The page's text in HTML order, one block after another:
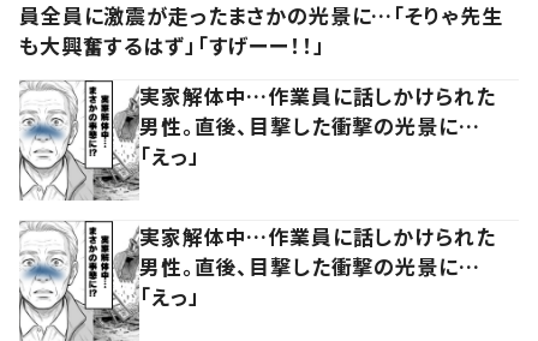
員全員に激震が走ったまさかの光景に…「そりゃ先生
も大興奮するはず」「すげーー！！」
実家解体中…作業員に話しかけられた
男性。直後、目撃した衝撃の光景に…
「えっ」
実家解体中…作業員に話しかけられた
男性。直後、目撃した衝撃の光景に…
「えっ」